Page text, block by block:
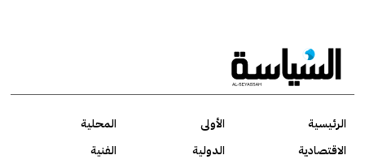
الرئيسية الأولى
المحلية
الاقتصادية
الدولية
الفنية